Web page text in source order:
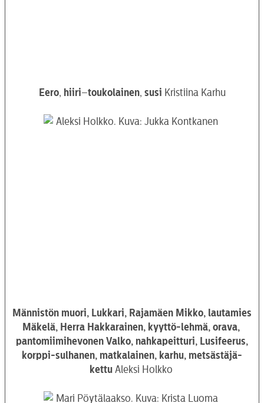
Eero, hiiri–toukolainen, susi Kristiina Karhu
Männistön muori, Lukkari, Rajamäen Mikko, lautamies
Mäkelä, Herra Hakkarainen, kyyttö-lehmä, orava,
pantomiimihevonen Valko, nahkapeitturi, Lusifeerus,
korppi-sulhanen, matkalainen, karhu, metsästäjä-
kettu Aleksi Holkko